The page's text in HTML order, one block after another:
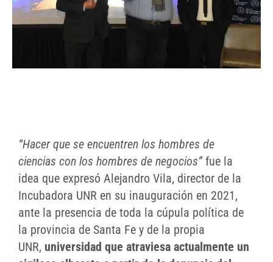
“Hacer que se encuentren los hombres de
ciencias con los hombres de negocios”fue la
idea que expresó Alejandro Vila, director de la
Incubadora UNR en su inauguración en 2021,
ante la presencia de toda la cúpula política de
la provincia de Santa Fe y de la propia
UNR, universidad que atraviesa actualmente un